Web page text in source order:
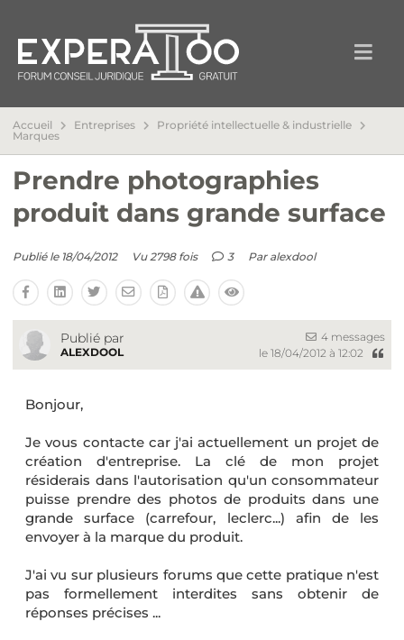
Accueil Entreprises
Propriété intellectuelle & industrielle
Marques
Prendre photographies
produit dans grande surface
Publié le 18/04/2012 Vu 2798 fois 3 Par alexdool
Publié par
ALEXDOOL
4 messages
le 18/04/2012 à 12:02
Bonjour,
Je vous contacte car j'ai actuellement un projet de
création d'entreprise. La clé de mon projet
résiderais dans l'autorisation qu'un consommateur
puisse prendre des photos de produits dans une
grande surface (carrefour, leclerc...) afin de les
envoyer à la marque du produit.
J'ai vu sur plusieurs forums que cette pratique n'est
pas formellement interdites sans obtenir de
réponses précises ...